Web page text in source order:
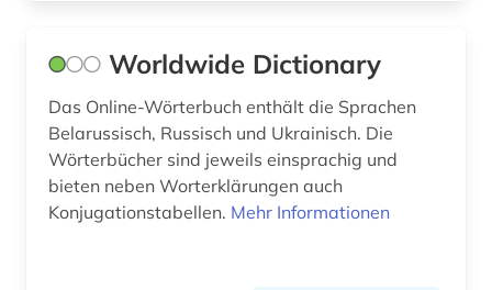
Worldwide Dictionary
Das Online-Wörterbuch enthält die Sprachen
Belarussisch, Russisch und Ukrainisch. Die
Wörterbücher sind jeweils einsprachig und
bieten neben Worterklärungen auch
Konjugationstabellen. Mehr Informationen